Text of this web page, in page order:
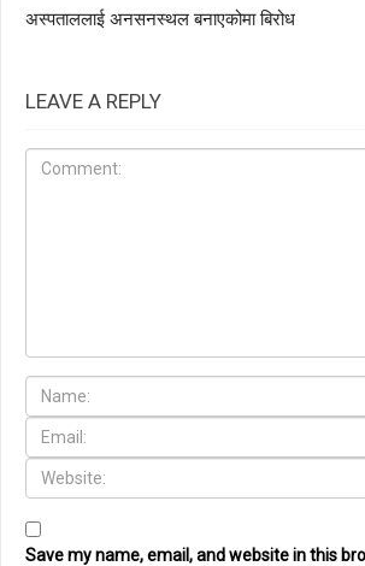
अस्पताललाई अनसनस्थल बनाएकोमा बिरोध
LEAVE A REPLY
Save my name, email, and website in this